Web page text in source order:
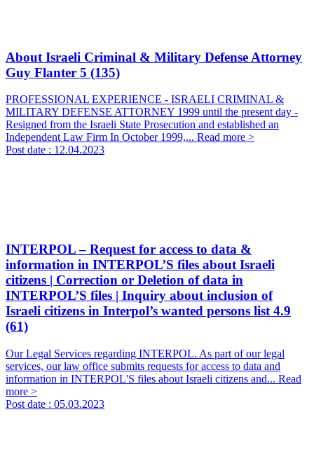
About Israeli Criminal & Military Defense Attorney
Guy Flanter 5 (135)
PROFESSIONAL EXPERIENCE - ISRAELI CRIMINAL &
MILITARY DEFENSE ATTORNEY 1999 until the present day -
Resigned from the Israeli State Prosecution and established an
Independent Law Firm In October 1999,... Read more >
Post date : 12.04.2023
INTERPOL – Request for access to data &
information in INTERPOL’S files about Israeli
citizens | Correction or Deletion of data in
INTERPOL’S files | Inquiry about inclusion of
Israeli citizens in Interpol’s wanted persons list 4.9
(61)
Our Legal Services regarding INTERPOL. As part of our legal
services, our law office submits requests for access to data and
information in INTERPOL'S files about Israeli citizens and... Read
more >
Post date : 05.03.2023